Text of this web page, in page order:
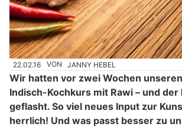
22.02.16 VON JANNY HEBEL
Wir hatten vor zwei Wochen
Indisch-Kochkurs mit Rawi – und
geflasht. So viel neues Input zur
herrlich! Und was passt besser zu